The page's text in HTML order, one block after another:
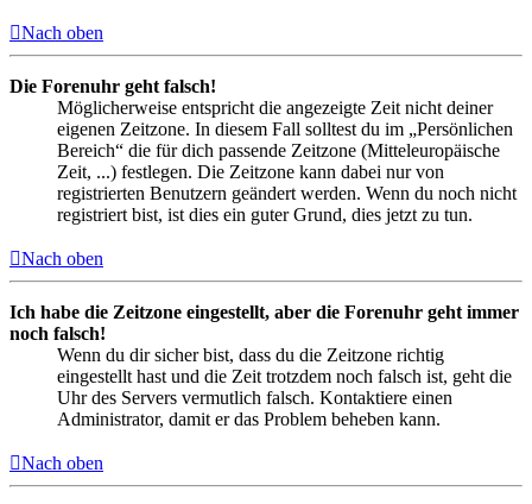
Nach oben
Die Forenuhr geht falsch!
Möglicherweise entspricht die angezeigte Zeit nicht deiner
eigenen Zeitzone. In diesem Fall solltest du im „Persönlichen
Bereich“ die für dich passende Zeitzone (Mitteleuropäische
Zeit, ...) festlegen. Die Zeitzone kann dabei nur von
registrierten Benutzern geändert werden. Wenn du noch nicht
registriert bist, ist dies ein guter Grund, dies jetzt zu tun.
Nach oben
Ich habe die Zeitzone eingestellt, aber die Forenuhr geht immer
noch falsch!
Wenn du dir sicher bist, dass du die Zeitzone richtig
eingestellt hast und die Zeit trotzdem noch falsch ist, geht die
Uhr des Servers vermutlich falsch. Kontaktiere einen
Administrator, damit er das Problem beheben kann.
Nach oben